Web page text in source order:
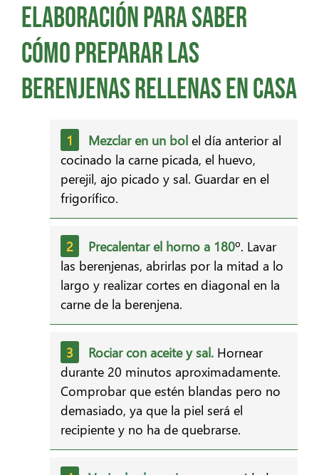
Elaboración para saber
cómo preparar las
berenjenas rellenas en casa
Mezclar en un bol el día anterior al
cocinado la carne picada, el huevo,
perejil, ajo picado y sal. Guardar en el
frigorífico.
Precalentar el horno a 180º. Lavar
las berenjenas, abrirlas por la mitad a lo
largo y realizar cortes en diagonal en la
carne de la berenjena.
Rociar con aceite y sal. Hornear
durante 20 minutos aproximadamente.
Comprobar que estén blandas pero no
demasiado, ya que la piel será el
recipiente y no ha de quebrarse.